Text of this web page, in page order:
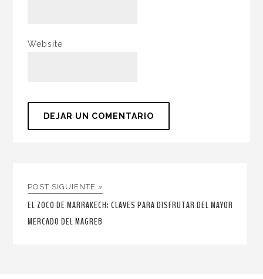
Website
POST SIGUIENTE »
EL ZOCO DE MARRAKECH: CLAVES PARA DISFRUTAR DEL MAYOR
MERCADO DEL MAGREB